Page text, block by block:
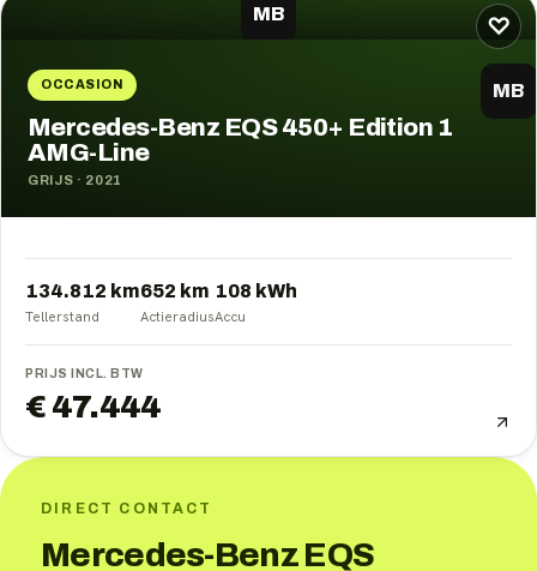
♡
MB
OCCASION MB
Mercedes-Benz EQS 450+ Edition 1
AMG-Line
GRIJS · 2021
134.812 km
Tellerstand
652 km
Actieradius
108 kWh
Accu
PRIJS INCL. BTW
€ 47.444
DIRECT CONTACT
Mercedes-Benz EQS